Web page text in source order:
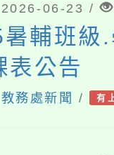
2026-06-23 /
輔班級
表公告
教務處新聞 / 有